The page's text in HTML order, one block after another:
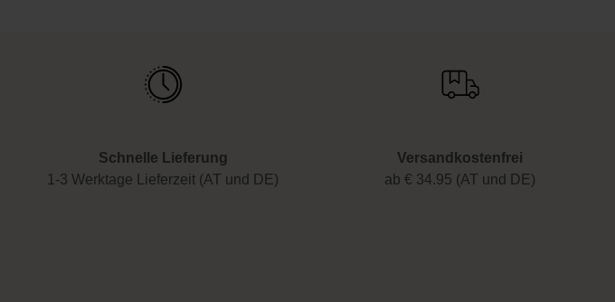
Schnelle Lieferung
1-3 Werktage Lieferzeit (AT und DE)
Versandkostenfrei
ab € 34.95 (AT und DE)